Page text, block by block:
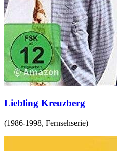
Liebling Kreuzberg
(1986-1998, Fernsehserie)